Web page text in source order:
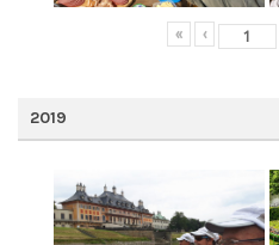
« ‹
2019